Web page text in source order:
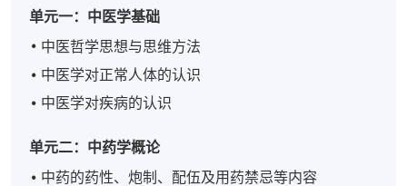
单元一：中医学基础
中医哲学思想与思维方法
中医学对正常人体的认识
中医学对疾病的认识
单元二：中药学概论
中药的药性、炮制、配伍及用药禁忌等内容